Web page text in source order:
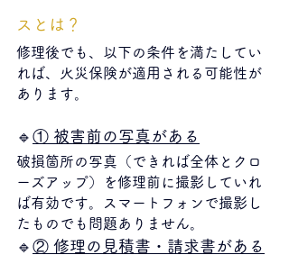
スとは？
修理後でも、以下の条件を満たしてい
れば、火災保険が適用される可能性が
あります。
🔹 ① 被害前の写真がある
破損箇所の写真（できれば全体とクロ
ーズアップ）を修理前に撮影していれ
ば有効です。スマートフォンで撮影し
たものでも問題ありません。
🔹 ② 修理の見積書・請求書がある